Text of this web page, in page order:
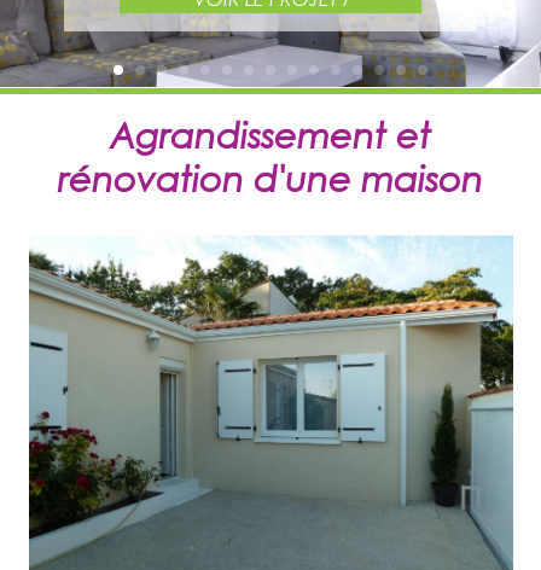
Rénovation complète d'un appartement
VOIR LE PROJET ›
Agrandissement et
rénovation d'une maison